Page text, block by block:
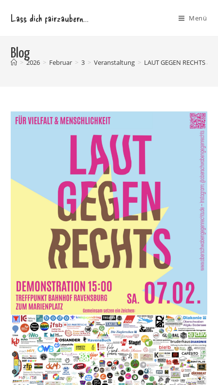
InhaltLass dich fairzaubern… Menü
Blog
> 2026 > Februar > 3 > Veranstaltung > LAUT GEGEN RECHTS